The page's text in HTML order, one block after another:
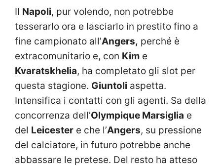
Il Napoli, pur volendo, non potrebbe
tesserarlo ora e lasciarlo in prestito fino a
fine campionato all’Angers, perché è
extracomunitario e, con Kim e
Kvaratskhelia, ha completato gli slot per
questa stagione. Giuntoli aspetta.
Intensifica i contatti con gli agenti. Sa della
concorrenza dell’Olympique Marsiglia e
del Leicester e che l’Angers, su pressione
del calciatore, in futuro potrebbe anche
abbassare le pretese. Del resto ha atteso